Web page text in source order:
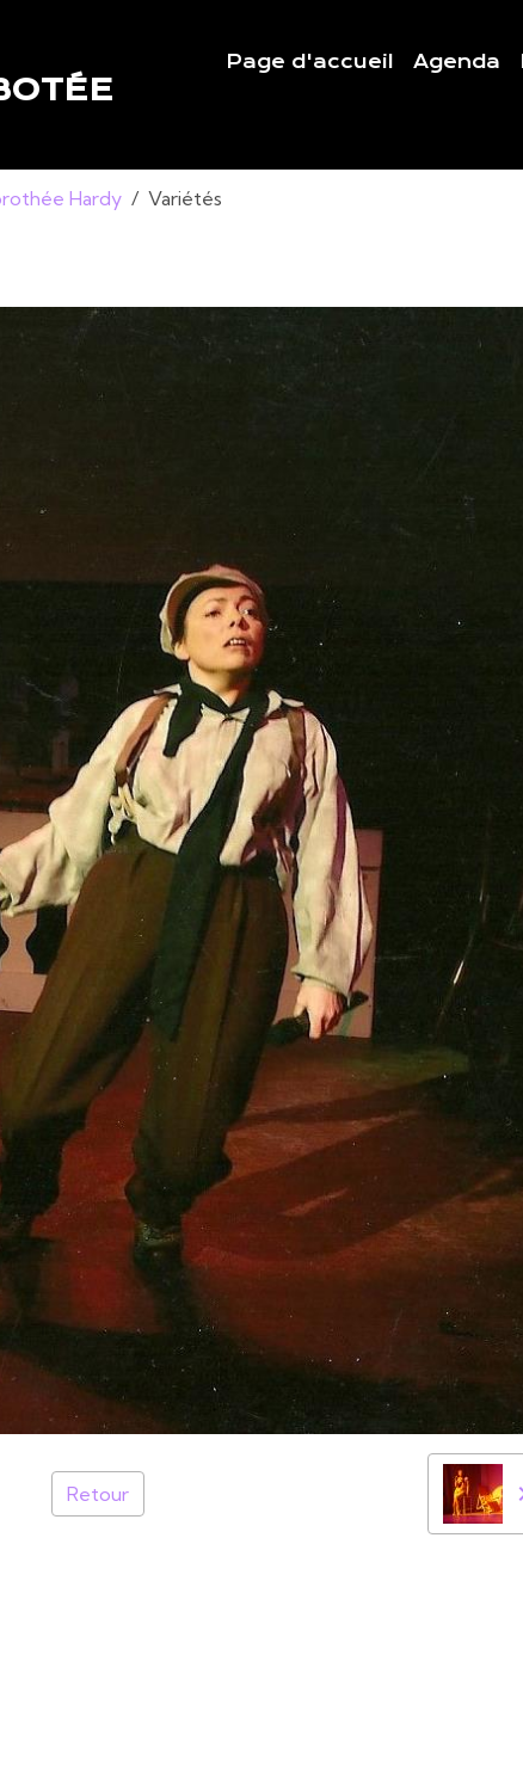
Page d'accueil Agenda
Hardy Variétés
Retour